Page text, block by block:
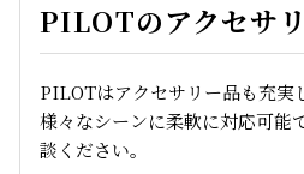
PILOTのアクセサ
PILOTはアクセサリー品も充実
様々なシーンに柔軟に対応可能
談ください。